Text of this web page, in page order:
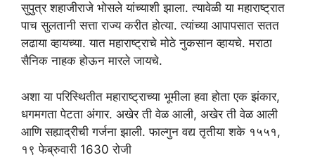
सुपुत्र शहाजीराजे भोसले यांच्याशी झाला. त्यावेळी या महाराष्ट्रात
पाच सुलतानी सत्ता राज्य करीत होत्या. त्यांच्या आपापसात सतत
लढाया व्हायच्या. यात महाराष्ट्राचे मोठे नुकसान व्हायचे. मराठा
सैनिक नाहक होऊन मारले जायचे.
अशा या परिस्थितीत महाराष्ट्राच्या भूमीला हवा होता एक झंकार,
धगमगता पेटता अंगार. अखेर ती वेळ आली, अखेर ती वेळ आली
आणि सह्याद्रीची गर्जना झाली. फाल्गुन वद्य तृतीया शके १५५१,
१९ फेब्रुवारी 1630 रोजी